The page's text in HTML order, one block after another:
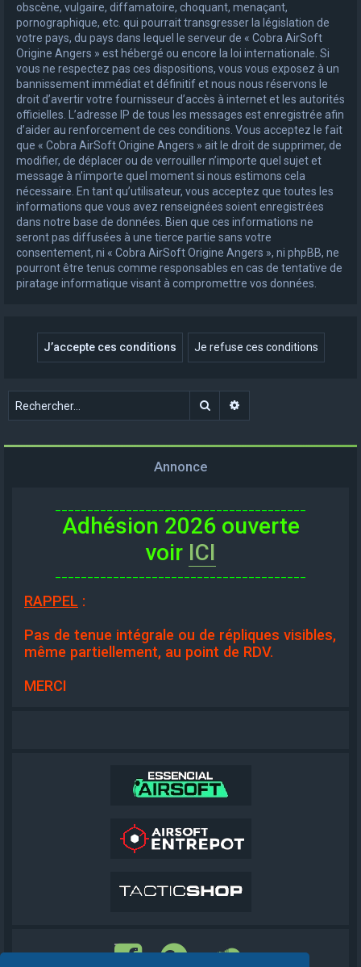
obscène, vulgaire, diffamatoire, choquant, menaçant,
pornographique, etc. qui pourrait transgresser la législation de
votre pays, du pays dans lequel le serveur de « Cobra AirSoft
Origine Angers » est hébergé ou encore la loi internationale. Si
vous ne respectez pas ces dispositions, vous vous exposez à un
bannissement immédiat et définitif et nous nous réservons le
droit d’avertir votre fournisseur d’accès à internet et les autorités
officielles. L’adresse IP de tous les messages est enregistrée afin
d’aider au renforcement de ces conditions. Vous acceptez le fait
que « Cobra AirSoft Origine Angers » ait le droit de supprimer, de
modifier, de déplacer ou de verrouiller n’importe quel sujet et
message à n’importe quel moment si nous estimons cela
nécessaire. En tant qu’utilisateur, vous acceptez que toutes les
informations que vous avez renseignées soient enregistrées
dans notre base de données. Bien que ces informations ne
seront pas diffusées à une tierce partie sans votre
consentement, ni « Cobra AirSoft Origine Angers », ni phpBB, ne
pourront être tenus comme responsables en cas de tentative de
piratage informatique visant à compromettre vos données.
Rechercher
Annonce
Adhésion 2026 ouverte
voir ICI
RAPPEL :
Pas de tenue intégrale ou de répliques visibles,
même partiellement, au point de RDV.
MERCI